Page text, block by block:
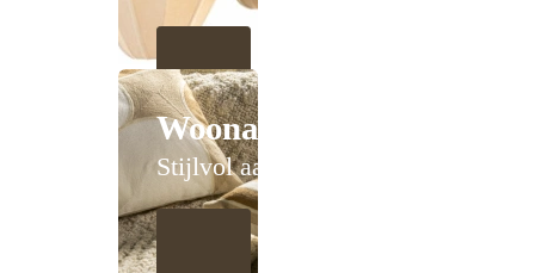
Woonaccessoires
Stijlvol aanschuiven